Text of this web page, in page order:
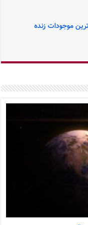
موجودات زنده